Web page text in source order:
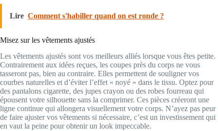
Lire Comment s'habiller quand on est ronde ?
Misez sur les vêtements ajustés
Les vêtements ajustés sont vos meilleurs alliés lorsque vous êtes petite.
Contrairement aux idées reçues, les coupes près du corps ne vous
tasseront pas, bien au contraire. Elles permettent de souligner vos
courbes naturelles et d’éviter l’effet « noyé » dans le tissu. Optez pour
des pantalons cigarette, des jupes crayon ou des robes fourreau qui
épousent votre silhouette sans la comprimer. Ces pièces créeront une
ligne continue qui allongera visuellement votre corps. N’ayez pas peur
de faire ajuster vos vêtements si nécessaire, c’est un investissement qui
en vaut la peine pour obtenir un look impeccable.